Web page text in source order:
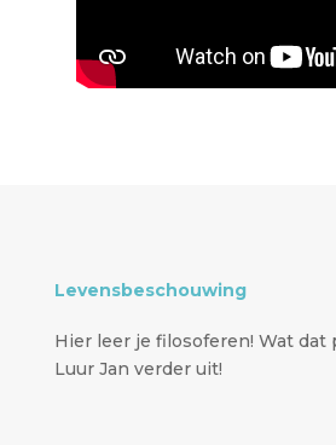
Levensbeschouwing
Hier leer je filosoferen! Wat dat
Luur Jan verder uit!